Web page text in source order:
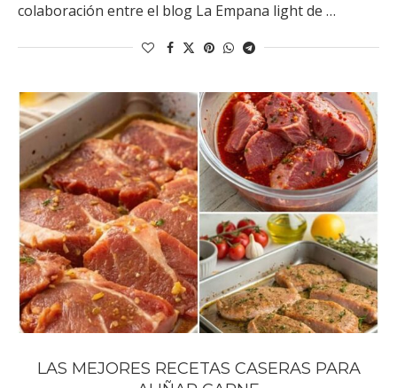
colaboración entre el blog La Empana light de …
LAS MEJORES RECETAS CASERAS PARA